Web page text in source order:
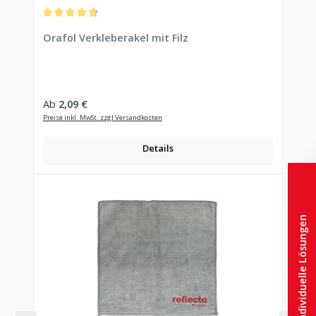
Orafol Verkleberakel mit Filz
Regulärer Preis:
Ab 2,09 €
Preise inkl. MwSt. zzgl Versandkosten
Details
Individuelle Lösungen